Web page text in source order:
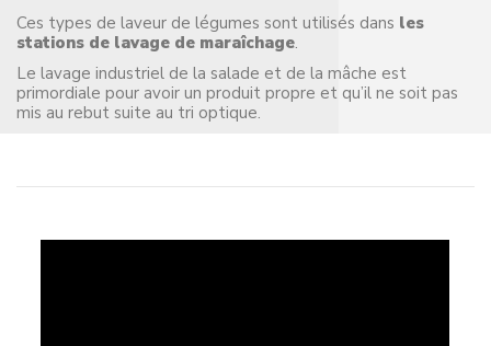
Ces types de laveur de légumes sont utilisés dans les
stations de lavage de maraîchage.
Le lavage industriel de la salade et de la mâche est
primordiale pour avoir un produit propre et qu’il ne soit pas
mis au rebut suite au tri optique.